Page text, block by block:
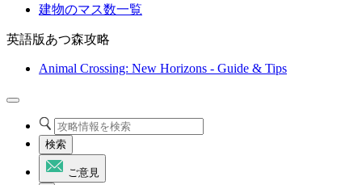
建物のマス数一覧
英語版あつ森攻略
Animal Crossing: New Horizons - Guide & Tips
検索
ご意見